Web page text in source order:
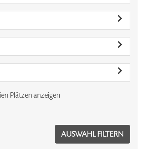
Plätzen anzeigen